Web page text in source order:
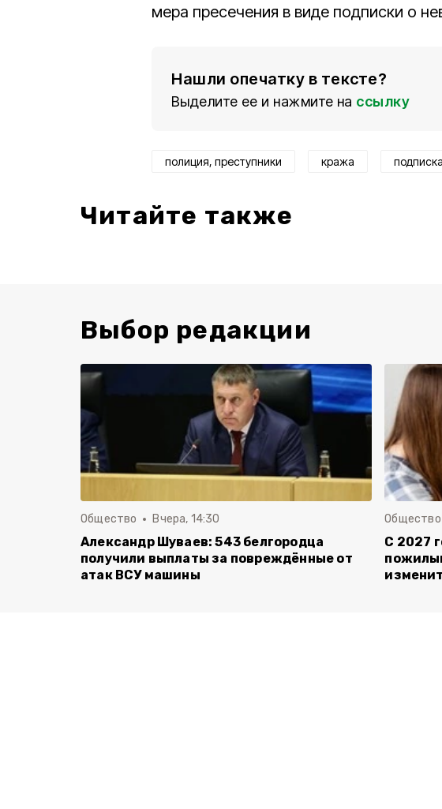
мера пресечения в виде подписки о
Нашли опечатку в тексте?
Выделите ее и нажмите на ссылку
полиция, преступники кража
Читайте также
Выбор редакции
Общество Вчера, 14:30
Александр Шуваев: 543 белгородца
получили выплаты за повреждённые от
атак ВСУ машины
Общество
С 2027